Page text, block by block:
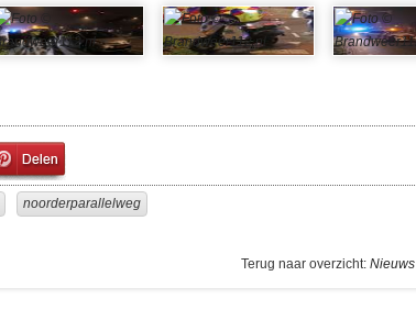
Pin
It!
noorderparallelweg
Terug naar overzicht: Nieuws